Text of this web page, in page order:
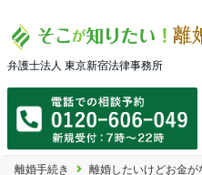
弁護士法人 東京新宿法律事務所
離婚手続き